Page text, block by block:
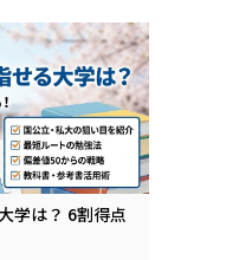
学は？ 6割得点